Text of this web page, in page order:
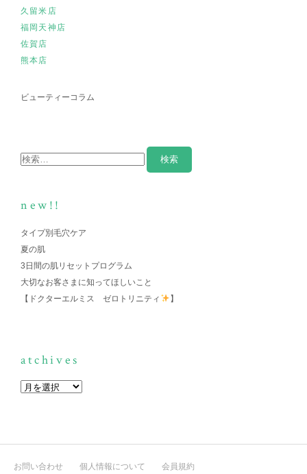
久留米店
福岡天神店
佐賀店
熊本店
ビューティーコラム
new!!
タイプ別毛穴ケア
夏の肌
3日間の肌リセットプログラム
大切なお客さまに知ってほしいこと
【ドクターエルミス ゼロトリニティ
】
atchives
お問い合わせ 個人情報について 会員規約